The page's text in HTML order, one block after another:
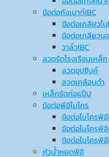
ข้อต่อถังเบาท์IBC
ข้อต่อเกลียวใน
ข้อต่อเกลียวน
วาล์วIBC
ลวดรัดโรงเรือนเหล็ก
ลวดชุปซิงค์
ลวดเคลือบดำ
เหล็กรัดท่อแป๊ป
ข้อต่อพีอีไมโคร
ข้อต่อไมโครพี
ข้อต่อไมโครพี
ข้อต่อไมโครพี
หัวน้ำหยดพีอี